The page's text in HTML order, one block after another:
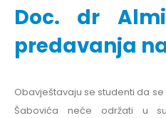
Doc. dr
predavanja
Obavještavaju se studenti da
Šabovića neće održati u